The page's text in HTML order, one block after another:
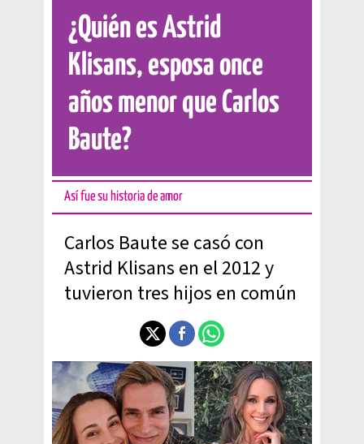
¿Quién es Astrid
Klisans, esposa once
años menor que Carlos
Baute?
Así fue su historia de amor
Carlos Baute se casó con
Astrid Klisans en el 2012 y
tuvieron tres hijos en común